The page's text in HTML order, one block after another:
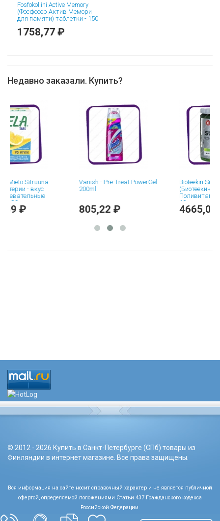
Fosfokoliini Active Memory
(Фосфосер Актив Мемори
для памяти) таблетки - 150
1758,77 ₽
Недавно заказали. Купить?
Sitruuna
- вкус
Vanish - Pre-Treat PowerGel
805,22 ₽
Bioteekin Super
(Биотеекин Супер
Поливитамины)
4665,06 ₽
© 2012 - 2026 Купить в Санкт-Петербурге (СПб) товары из
Финляндии в интернет магазине. Все права защищены.
Вся информация на сайте носит справочный характер и не является публичной
офертой, определяемой положениями Статьи 437 Гражданского кодекса
Российской Федерации.